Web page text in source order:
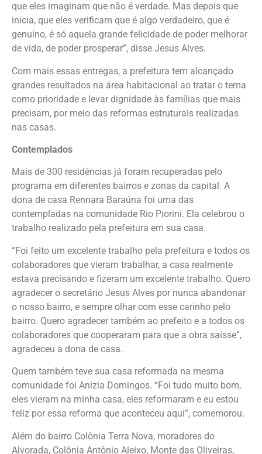
que eles imaginam que não é verdade. Mas depois que
inicia, que eles verificam que é algo verdadeiro, que é
genuíno, é só aquela grande felicidade de poder melhorar
de vida, de poder prosperar”, disse Jesus Alves.
Com mais essas entregas, a prefeitura tem alcançado
grandes resultados na área habitacional ao tratar o tema
como prioridade e levar dignidade às famílias que mais
precisam, por meio das reformas estruturais realizadas
nas casas.
Contemplados
Mais de 300 residências já foram recuperadas pelo
programa em diferentes bairros e zonas da capital. A
dona de casa Rennara Baraúna foi uma das
contempladas na comunidade Rio Piorini. Ela celebrou o
trabalho realizado pela prefeitura em sua casa.
“Foi feito um excelente trabalho pela prefeitura e todos os
colaboradores que vieram trabalhar, a casa realmente
estava precisando e fizeram um excelente trabalho. Quero
agradecer o secretário Jesus Alves por nunca abandonar
o nosso bairro, e sempre olhar com esse carinho pelo
bairro. Quero agradecer também ao prefeito e a todos os
colaboradores que cooperaram para que a obra saísse”,
agradeceu a dona de casa.
Quem também teve sua casa reformada na mesma
comunidade foi Anizia Domingos. “Foi tudo muito bom,
eles vieram na minha casa, eles reformaram e eu estou
feliz por essa reforma que aconteceu aqui”, comemorou.
Além do bairro Colônia Terra Nova, moradores do
Alvorada, Colônia Antônio Aleixo, Monte das Oliveiras,